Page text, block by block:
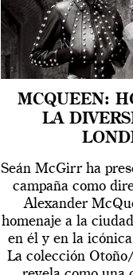
MCQUEEN:
LA
Seán McGirr ha
campaña como
Alexander
homenaje a la
en él y en la
La colección